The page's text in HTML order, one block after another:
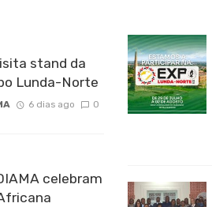
stand da
Lunda-Norte
6 dias ago 0
celebram